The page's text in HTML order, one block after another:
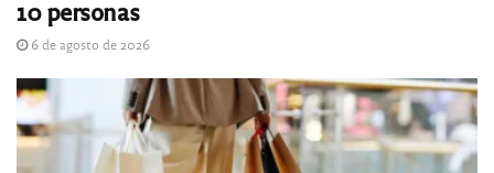
10 personas
6 de agosto de 2026